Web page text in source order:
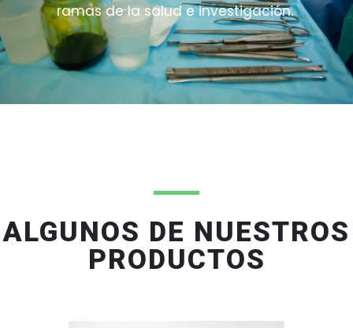
ramas de la salud e investigación.
ALGUNOS DE NUESTROS
PRODUCTOS